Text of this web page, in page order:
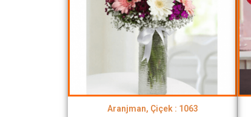
Aranjman, Çiçek : 1063